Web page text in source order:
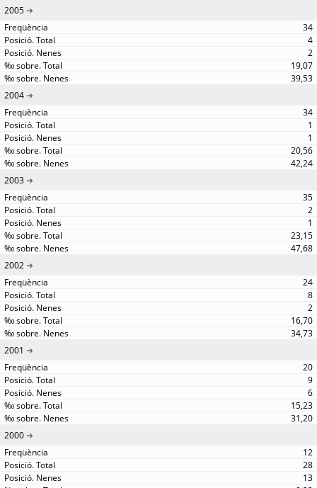
2005
34
4
2
19,07
39,53
2004
34
1
1
20,56
42,24
2003
35
2
1
23,15
47,68
2002
24
8
2
16,70
34,73
2001
20
9
6
15,23
31,20
2000
12
28
13